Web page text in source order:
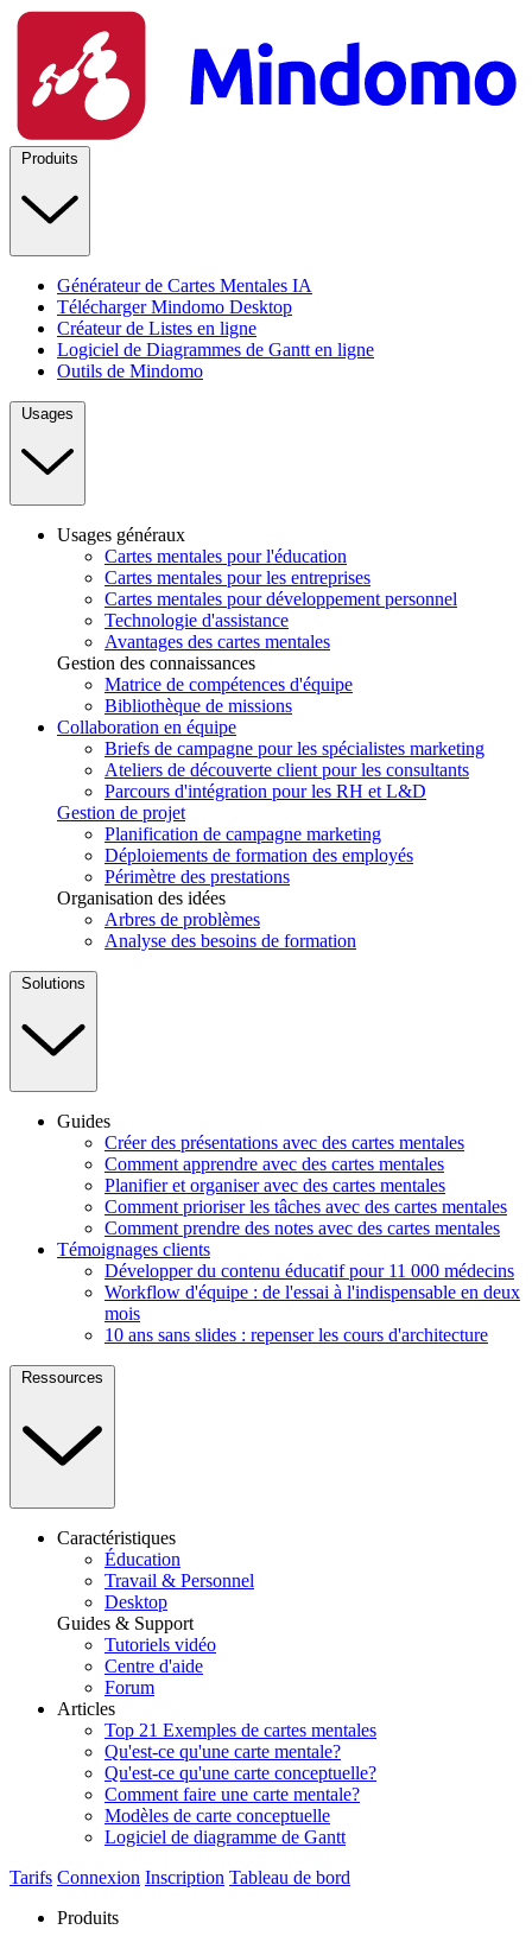
Produits
Générateur de Cartes Mentales IA
Télécharger Mindomo Desktop
Créateur de Listes en ligne
Logiciel de Diagrammes de Gantt en ligne
Outils de Mindomo
Usages
Usages généraux
Cartes mentales pour l'éducation
Cartes mentales pour les entreprises
Cartes mentales pour développement personnel
Technologie d'assistance
Avantages des cartes mentales
Gestion des connaissances
Matrice de compétences d'équipe
Bibliothèque de missions
Collaboration en équipe
Briefs de campagne pour les spécialistes marketing
Ateliers de découverte client pour les consultants
Parcours d'intégration pour les RH et L&D
Gestion de projet
Planification de campagne marketing
Déploiements de formation des employés
Périmètre des prestations
Organisation des idées
Arbres de problèmes
Analyse des besoins de formation
Solutions
Guides
Créer des présentations avec des cartes mentales
Comment apprendre avec des cartes mentales
Planifier et organiser avec des cartes mentales
Comment prioriser les tâches avec des cartes mentales
Comment prendre des notes avec des cartes mentales
Témoignages clients
Développer du contenu éducatif pour 11 000 médecins
Workflow d'équipe : de l'essai à l'indispensable en deux
mois
10 ans sans slides : repenser les cours d'architecture
Ressources
Caractéristiques
Éducation
Travail & Personnel
Desktop
Guides & Support
Tutoriels vidéo
Centre d'aide
Forum
Articles
Top 21 Exemples de cartes mentales
Qu'est-ce qu'une carte mentale?
Qu'est-ce qu'une carte conceptuelle?
Comment faire une carte mentale?
Modèles de carte conceptuelle
Logiciel de diagramme de Gantt
Tarifs Connexion Inscription Tableau de bord
Produits